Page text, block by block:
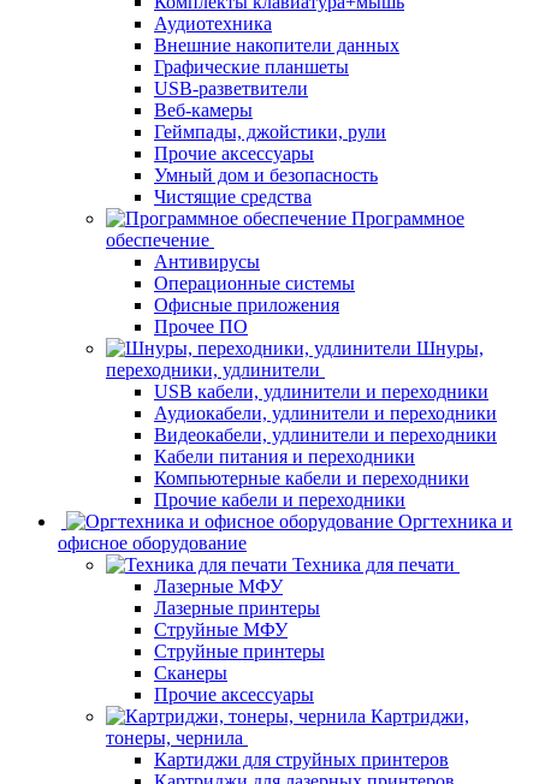
Аудиотехника
Внешние накопители данных
Графические планшеты
USB-разветвители
Веб-камеры
Геймпады, джойстики, рули
Прочие аксессуары
Умный дом и безопасность
Чистящие средства
Программное
обеспечение
Антивирусы
Операционные системы
Офисные приложения
Прочее ПО
Шнуры,
переходники, удлинители
USB кабели, удлинители и переходники
Аудиокабели, удлинители и переходники
Видеокабели, удлинители и переходники
Кабели питания и переходники
Компьютерные кабели и переходники
Прочие кабели и переходники
Оргтехника и
офисное оборудование
Техника для печати
Лазерные МФУ
Лазерные принтеры
Струйные МФУ
Струйные принтеры
Сканеры
Прочие аксессуары
Картриджи,
тонеры, чернила
Картиджи для струйных принтеров